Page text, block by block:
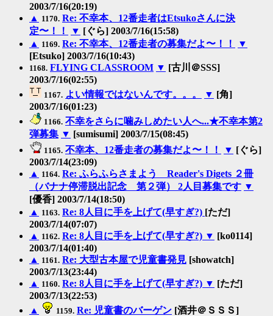
2003/7/16(20:19)
▲ 1170. Re: 不幸本、12番走者はEtsukoさんに決
定〜！！
▼ [ぐら] 2003/7/16(15:58)
▲ 1169. Re: 不幸本、12番走者の募集だよ〜！！
▼
[Etsuko] 2003/7/16(10:43)
1168. FLYING CLASSROOM ▼ [古川＠SSS]
2003/7/16(02:55)
1167. よい情報ではないんです。。。 ▼ [角]
2003/7/16(01:23)
1166. 不幸をさらに噛みしめたい人へ...★不幸本第2
弾募集 ▼ [sumisumi] 2003/7/15(08:45)
1165. 不幸本、12番走者の募集だよ〜！！ ▼ [ぐら]
2003/7/14(23:09)
▲ 1164. Re: ふらふらさまよう Reader's Digets ２冊
（バナナ停滞脱出記念 第２弾） 2人目募集です ▼
[優香] 2003/7/14(18:50)
▲ 1163. Re: 8人目に手を上げて(早すぎ?) [ただ]
2003/7/14(07:07)
▲ 1162. Re: 8人目に手を上げて(早すぎ?) ▼ [ko0114]
2003/7/14(01:40)
▲ 1161. Re: 大型古本屋で児童書発見 [showatch]
2003/7/13(23:44)
▲ 1160. Re: 8人目に手を上げて(早すぎ?) ▼ [ただ]
2003/7/13(22:53)
▲
1159. Re: 児童書のバーゲン [酒井＠ＳＳＳ]